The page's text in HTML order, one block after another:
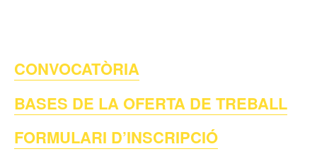
CONVOCATÒRIA
BASES DE LA OFERTA DE TREBALL
FORMULARI D’INSCRIPCIÓ